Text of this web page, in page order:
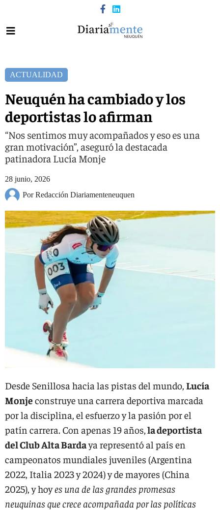
ACTUALIDAD
Neuquén ha cambiado y los
deportistas lo afirman
“Nos sentimos muy acompañados y eso es una
gran motivación”, aseguró la destacada
patinadora Lucía Monje
28 junio, 2026
Por Redacción Diariamenteneuquen
Desde Senillosa hacia las pistas del mundo, Lucía
Monjeconstruye una carrera deportiva marcada
por la disciplina, el esfuerzo y la pasión por el
patín carrera. Con apenas 19 años,la deportista
del Club Alta Bardaya representó al país en
campeonatos mundiales juveniles (Argentina
2022, Italia 2023 y 2024) y de mayores (China
2025), y hoyes una de las grandes promesas
neuquinas que crece acompañada por las políticas